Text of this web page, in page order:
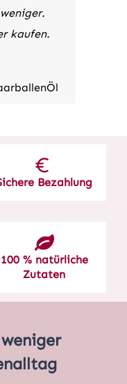
kaufen.
Bezahlung
100 % natürliche
Zutaten